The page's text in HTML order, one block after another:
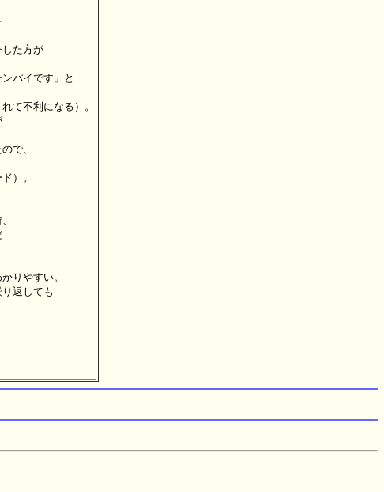
た方が
パイです」と
て不利になる）。
で、
）。
りやすい。
返しても